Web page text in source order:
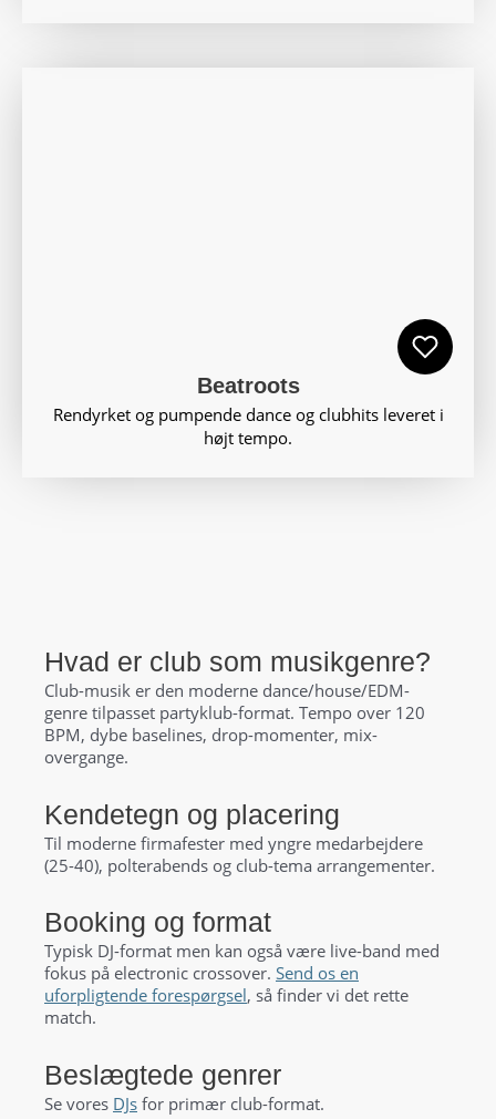
Beatroots
Rendyrket og pumpende dance og clubhits leveret i
højt tempo.
Hvad er club som musikgenre?
Club-musik er den moderne dance/house/EDM-
genre tilpasset partyklub-format. Tempo over 120
BPM, dybe baselines, drop-momenter, mix-
overgange.
Kendetegn og placering
Til moderne firmafester med yngre medarbejdere
(25-40), polterabends og club-tema arrangementer.
Booking og format
Typisk DJ-format men kan også være live-band med
fokus på electronic crossover. Send os en
uforpligtende forespørgsel, så finder vi det rette
match.
Beslægtede genrer
Se vores DJs for primær club-format.